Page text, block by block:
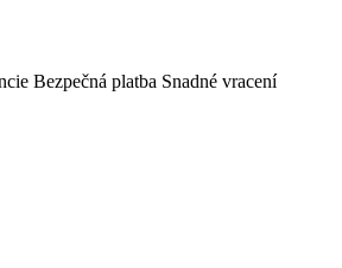
Bezpečná platba Snadné vracení